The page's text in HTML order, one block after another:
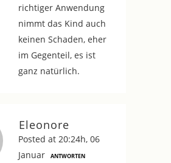
richtiger Anwendung
nimmt das Kind auch
keinen Schaden, eher
im Gegenteil, es ist
ganz natürlich.
Eleonore
Posted at 20:24h, 06
Januar
ANTWORTEN